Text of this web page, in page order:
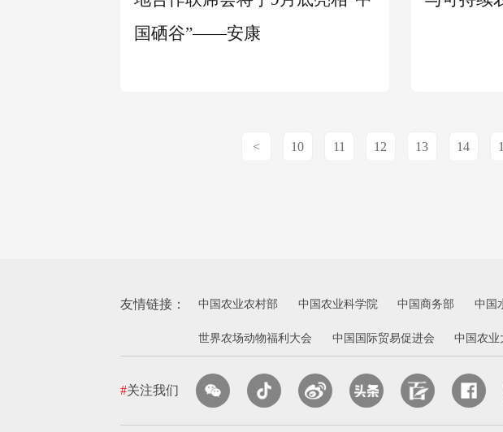
国硒谷”——安康
< 10 11 12 13 14
友情链接： 中国农业农村部 中国农业科学院 中国商务部 中国
世界农场动物福利大会 中国国际贸易促进会 中国农业
#关注我们